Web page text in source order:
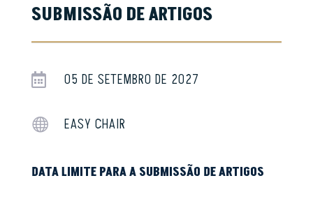
SUBMISSÃO DE ARTIGOS
 05 DE SETEMBRO DE 2027
 EASY CHAIR
DATA LIMITE PARA A SUBMISSÃO DE ARTIGOS